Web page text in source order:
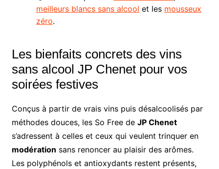
meilleurs blancs sans alcool et les mousseux
zéro.
Les bienfaits concrets des vins
sans alcool JP Chenet pour vos
soirées festives
Conçus à partir de vrais vins puis désalcoolisés par
méthodes douces, les So Free de JP Chenet
s’adressent à celles et ceux qui veulent trinquer en
modération sans renoncer au plaisir des arômes.
Les polyphénols et antioxydants restent présents,